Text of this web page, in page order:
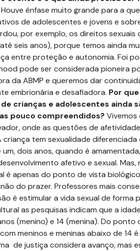
Houve ênfase muito grande para a
de adolescentes e jovens e
por exemplo, os direitos sexuais
seis anos), porque temos ainda
entre proteção e autonomia. Foi
pode ser considerada pioneira
da ABMP e queremos dar
embrionária e desafiadora. Por
crianças e adolescentes ainda
pouco compreendidos? Vivemos
onde as questões de
criança tem sexualidade diferenciada
dois anos, quando é
afetivo e sexual. Mas,
é apenas do ponto de vista
do prazer. Professores mais
é estimular a vida sexual de forma
as pesquisas indicam que a
(menino) e 14 (menina). Do
meninos e meninas abaixo de 14
de justiça considera avanço, mas